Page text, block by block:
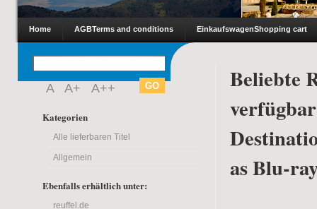
Home AGBTerms and conditions EinkaufswagenShopping cart
A A+ A++
Kategorien
Alle lieferbaren Titel
Allgemein
Ebenfalls erhältlich unter:
reuffel.de
Beliebte
as Blu-